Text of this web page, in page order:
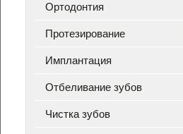
Ортодонтия
Протезирование
Имплантация
Отбеливание зубов
Чистка зубов